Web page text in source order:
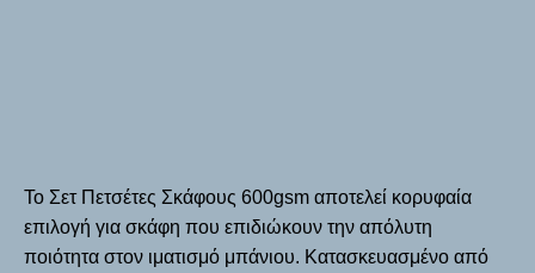
Το Σετ Πετσέτες Σκάφους 600gsm αποτελεί κορυφαία
επιλογή για σκάφη που επιδιώκουν την απόλυτη
ποιότητα στον ιματισμό μπάνιου. Κατασκευασμένο από